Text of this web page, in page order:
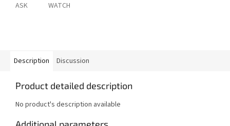
ASK WATCH
Description Discussion
Product detailed description
No product's description available